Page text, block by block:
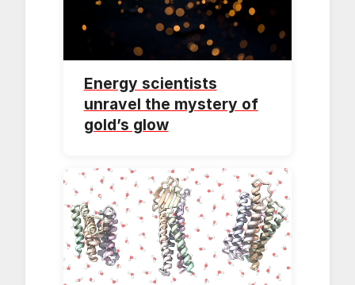
Energy scientists
unravel the mystery of
gold’s glow